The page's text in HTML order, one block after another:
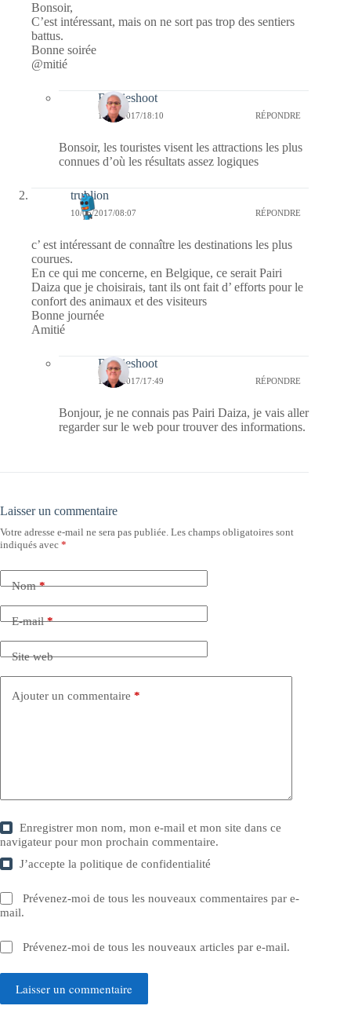
Bonsoir,
C’est intéressant, mais on ne sort pas trop des sentiers
battus.
Bonne soirée
@mitié
Bernieshoot
11/05/2017/18:10 RÉPONDRE
Bonsoir, les touristes visent les attractions les plus
connues d’où les résultats assez logiques
trublion
10/05/2017/08:07 RÉPONDRE
c’ est intéressant de connaître les destinations les plus
courues.
En ce qui me concerne, en Belgique, ce serait Pairi
Daiza que je choisirais, tant ils ont fait d’ efforts pour le
confort des animaux et des visiteurs
Bonne journée
Amitié
Bernieshoot
10/05/2017/17:49 RÉPONDRE
Bonjour, je ne connais pas Pairi Daiza, je vais aller
regarder sur le web pour trouver des informations.
Laisser un commentaire
Votre adresse e-mail ne sera pas publiée. Les champs obligatoires sont
indiqués avec *
Nom*
E-mail*
Site web
Ajouter un commentaire *
Enregistrer mon nom, mon e-mail et mon site dans ce
navigateur pour mon prochain commentaire.
J’accepte lapolitique de confidentialité
Prévenez-moi de tous les nouveaux commentaires par e-
mail.
Prévenez-moi de tous les nouveaux articles par e-mail.
Laisser un commentaire